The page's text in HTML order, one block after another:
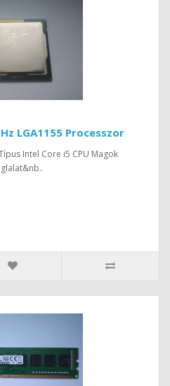
LGA1155 Processzor
Intel Core i5 CPU Magok